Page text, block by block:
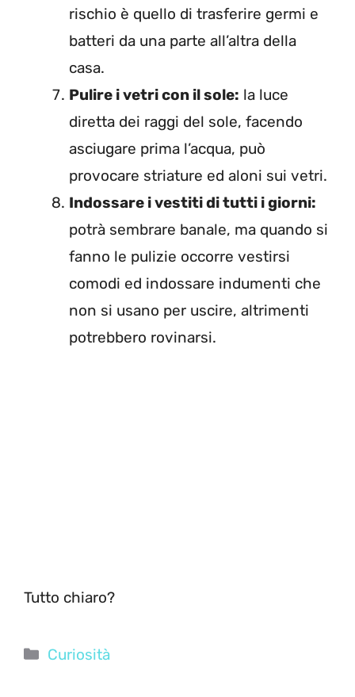
rischio è quello di trasferire germi e
batteri da una parte all’altra della
casa.
Pulire i vetri con il sole: la luce
diretta dei raggi del sole, facendo
asciugare prima l’acqua, può
provocare striature ed aloni sui vetri.
Indossare i vestiti di tutti i giorni:
potrà sembrare banale, ma quando si
fanno le pulizie occorre vestirsi
comodi ed indossare indumenti che
non si usano per uscire, altrimenti
potrebbero rovinarsi.
Tutto chiaro?
Categorie
Curiosità